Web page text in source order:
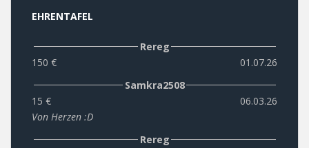
EHRENTAFEL
Rereg
150 €
01.07.26
Samkra2508
15 €
06.03.26
Von Herzen :D
Rereg